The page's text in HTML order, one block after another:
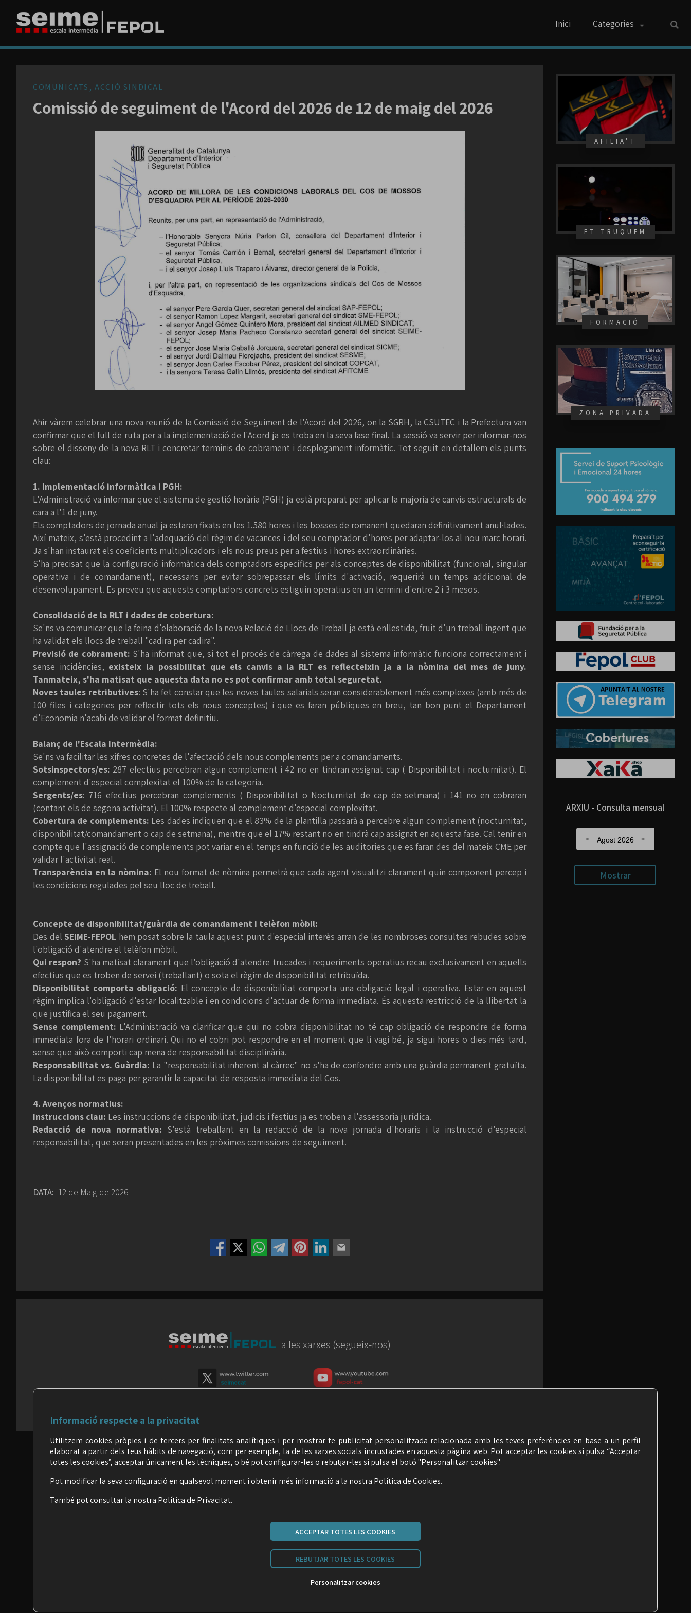
Inici Categories
COMUNICATS, ACCIÓ SINDICAL
Comissió de seguiment de l'Acord del 2026 de 12 de maig del 2026
Ahir vàrem celebrar una nova reunió de la Comissió de Seguiment de l'Acord del 2026, on la SGRH, la CSUTEC i la Prefectura van
confirmar que el full de ruta per a la implementació de l'Acord ja es troba en la seva fase final. La sessió va servir per informar-nos
sobre el disseny de la nova RLT i concretar terminis de cobrament i desplegament informàtic. Tot seguit en detallem els punts
clau:
1. Implementació informàtica i PGH:
L'Administració va informar que el sistema de gestió horària (PGH) ja està preparat per aplicar la majoria de canvis estructurals de
cara a l'1 de juny.
Els comptadors de jornada anual ja estaran fixats en les 1.580 hores i les bosses de romanent quedaran definitivament anul·lades.
Així mateix, s'està procedint a l'adequació del règim de vacances i del seu comptador d'hores per adaptar-los al nou marc horari.
Ja s'han instaurat els coeficients multiplicadors i els nous preus per a festius i hores extraordinàries.
S'ha precisat que la configuració informàtica dels comptadors específics per als conceptes de disponibilitat (funcional, singular
operativa i de comandament), necessaris per evitar sobrepassar els límits d'activació, requerirà un temps addicional de
desenvolupament. Es preveu que aquests comptadors concrets estiguin operatius en un termini d'entre 2 i 3 mesos.
Consolidació de la RLT i dades de cobertura:
Se'ns va comunicar que la feina d'elaboració de la nova Relació de Llocs de Treball ja està enllestida, fruit d'un treball ingent que
ha validat els llocs de treball "cadira per cadira".
Previsió de cobrament: S'ha informat que, si tot el procés de càrrega de dades al sistema informàtic funciona correctament i
sense incidències, existeix la possibilitat que els canvis a la RLT es reflecteixin ja a la nòmina del mes de juny.
Tanmateix, s'ha matisat que aquesta data no es pot confirmar amb total seguretat.
Noves taules retributives: S'ha fet constar que les noves taules salarials seran considerablement més complexes (amb més de
100 files i categories per reflectir tots els nous conceptes) i que es faran públiques en breu, tan bon punt el Departament
d'Economia n'acabi de validar el format definitiu.
Balanç de l'Escala Intermèdia:
Se'ns va facilitar les xifres concretes de l'afectació dels nous complements per a comandaments.
Sotsinspectors/es: 287 efectius percebran algun complement i 42 no en tindran assignat cap ( Disponibilitat i nocturnitat). El
complement d'especial complexitat el 100% de la categoria.
Sergents/es: 716 efectius percebran complements ( Disponibilitat o Nocturnitat de cap de setmana) i 141 no en cobraran
(contant els de segona activitat). El 100% respecte al complement d'especial complexitat.
Cobertura de complements: Les dades indiquen que el 83% de la plantilla passarà a percebre algun complement (nocturnitat,
disponibilitat/comandament o cap de setmana), mentre que el 17% restant no en tindrà cap assignat en aquesta fase. Cal tenir en
compte que l'assignació de complements pot variar en el temps en funció de les auditories que es faran des del mateix CME per
validar l'activitat real.
Transparència en la nòmina: El nou format de nòmina permetrà que cada agent visualitzi clarament quin component percep i
les condicions regulades pel seu lloc de treball.
Concepte de disponibilitat/guàrdia de comandament i telèfon mòbil:
Des delSEIME-FEPOL hem posat sobre la taula aquest punt d'especial interès arran de les nombroses consultes rebudes sobre
l'obligació d'atendre el telèfon mòbil.
Qui respon? S'ha matisat clarament que l'obligació d'atendre trucades i requeriments operatius recau exclusivament en aquells
efectius que es troben de servei (treballant) o sota el règim de disponibilitat retribuïda.
Disponibilitat comporta obligació: El concepte de disponibilitat comporta una obligació legal i operativa. Estar en aquest
règim implica l'obligació d'estar localitzable i en condicions d'actuar de forma immediata. És aquesta restricció de la llibertat la
que justifica el seu pagament.
Sense complement: L'Administració va clarificar que qui no cobra disponibilitat no té cap obligació de respondre de forma
immediata fora de l'horari ordinari. Qui no el cobri pot respondre en el moment que li vagi bé, ja sigui hores o dies més tard,
sense que això comporti cap mena de responsabilitat disciplinària.
Responsabilitat vs. Guàrdia: La "responsabilitat inherent al càrrec" no s'ha de confondre amb una guàrdia permanent gratuïta.
La disponibilitat es paga per garantir la capacitat de resposta immediata del Cos.
4. Avenços normatius:
Instruccions clau: Les instruccions de disponibilitat, judicis i festius ja es troben a l'assessoria jurídica.
Redacció de nova normativa: S'està treballant en la redacció de la nova jornada d'horaris i la instrucció d'especial
responsabilitat, que seran presentades en les pròximes comissions de seguiment.
DATA: 12 de Maig de 2026
a les xarxes (segueix-nos)
AFILIA'T
ET TRUQUEM
FORMACIÓ
ZONA PRIVADA
ARXIU - Consulta mensual
Agost 2026
Mostrar
Carrer Malats, 27 | 08030 Barcelona
seime@seime.cat
Telèfon: 933 426 810
Informació respecte a la privacitat
Utilitzem cookies pròpies i de tercers per finalitats analítiques i per mostrar-te publicitat personalitzada relacionada amb les teves preferències en base a un perfil
elaborat a partir dels teus hàbits de navegació, com per exemple, la de les xarxes socials incrustades en aquesta pàgina web. Pot acceptar les cookies si pulsa “Acceptar
totes les cookies”, acceptar únicament les tècniques, o bé pot configurar-les o rebutjar-les si pulsa el botó "Personalitzar cookies".
Pot modificar la seva configuració en qualsevol moment i obtenir més informació a la nostra Política de Cookies.
També pot consultar la nostra Política de Privacitat.
ACCEPTAR TOTES LES COOKIES
REBUTJAR TOTES LES COOKIES
Personalitzar cookies